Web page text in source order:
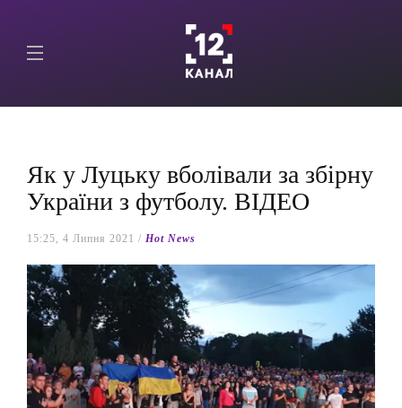
Як у Луцьку вболівали за збірну
України з футболу. ВІДЕО
15:25, 4 Липня 2021 / Hot News